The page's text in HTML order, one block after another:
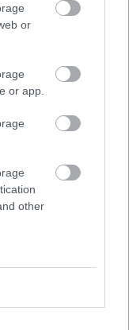
or
or app.
other
magyar játékos
sor.
Hírek